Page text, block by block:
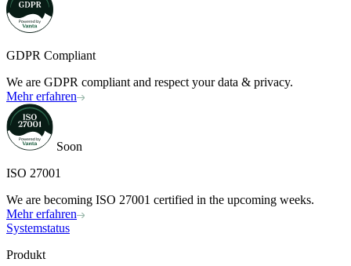
GDPR Compliant
We are GDPR compliant and respect your data & privacy.
Mehr erfahren
Soon
ISO 27001
We are becoming ISO 27001 certified in the upcoming weeks.
Mehr erfahren
Systemstatus
Produkt